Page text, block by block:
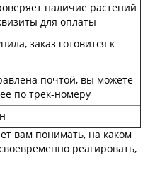
наличие растений
для оплаты
заказ готовится к
почтой, вы можете
по трек-номеру
вам понимать, на каком
реагировать,